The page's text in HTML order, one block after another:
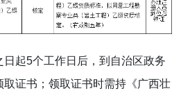
起5个工作日后，到自治区政务
取证书；领取证书时需持《广西壮